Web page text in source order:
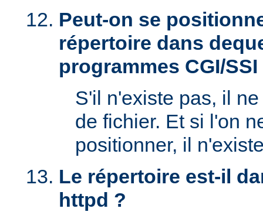
Peut-on se
répertoire dans
programmes CGI/SSI
S'il n'existe pas, il
de fichier. Et si l'on
positionner, il
Le répertoire est-il
httpd ?